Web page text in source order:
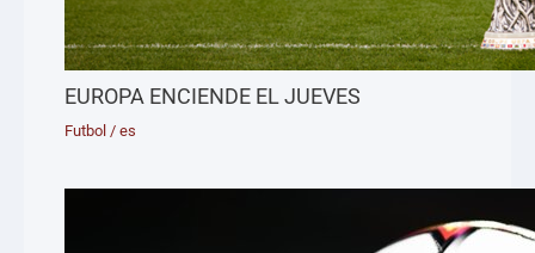
EUROPA ENCIENDE EL JUEVES
Futbol /es